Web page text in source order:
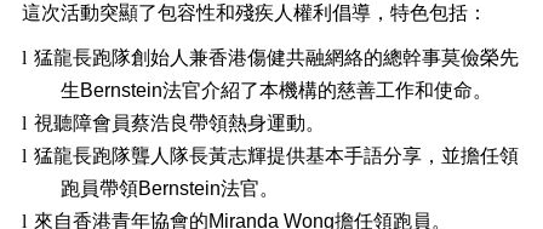
這次活動突顯了包容性和殘疾人權利倡導，特色包括：
l 猛龍長跑隊創始人兼香港傷健共融網絡的總幹事莫儉榮先
生Bernstein法官介紹了本機構的慈善工作和使命。
l 視聽障會員蔡浩良帶領熱身運動。
l 猛龍長跑隊聾人隊長黃志輝提供基本手語分享，並擔任領
跑員帶領Bernstein法官。
l 來自香港青年協會的Miranda Wong擔任領跑員。